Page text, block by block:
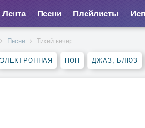
Лента Песни Плейлисты
Песни Тихий вечер
ЭЛЕКТРОННАЯ ПОП ДЖАЗ, БЛЮЗ